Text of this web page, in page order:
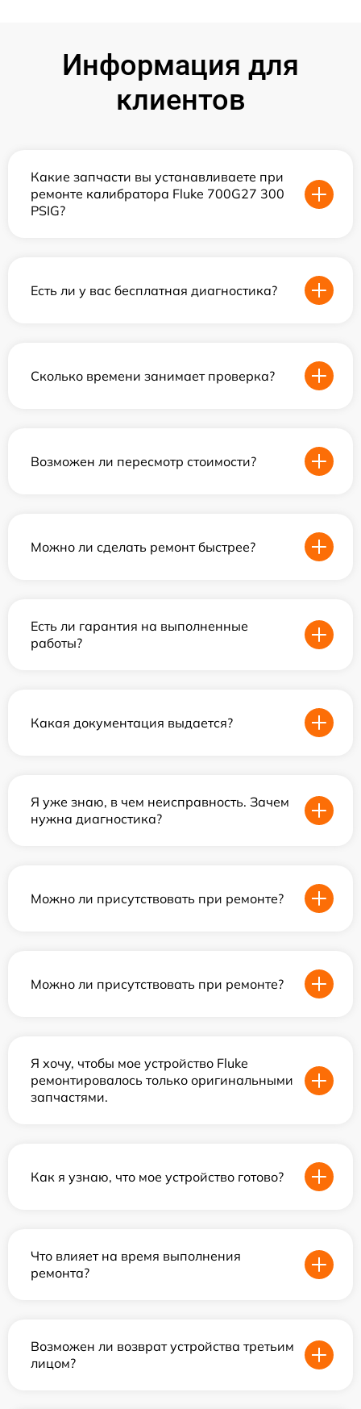
Информация для
клиентов
Какие запчасти вы устанавливаете при
ремонте калибратора Fluke 700G27 300
PSIG?
Есть ли у вас бесплатная диагностика?
Сколько времени занимает проверка?
Возможен ли пересмотр стоимости?
Можно ли сделать ремонт быстрее?
Есть ли гарантия на выполненные
работы?
Какая документация выдается?
Я уже знаю, в чем неисправность. Зачем
нужна диагностика?
Можно ли присутствовать при ремонте?
Можно ли присутствовать при ремонте?
Я хочу, чтобы мое устройство Fluke
ремонтировалось только оригинальными
запчастями.
Как я узнаю, что мое устройство готово?
Что влияет на время выполнения
ремонта?
Возможен ли возврат устройства третьим
лицом?